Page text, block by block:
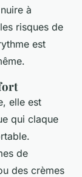
à
risques de
est
elle est
qui claque
de
des crèmes